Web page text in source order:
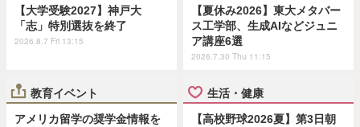
【大学受験2027】神戸大
「志」特別選抜を終了
2026.8.7 Fri 13:15
【夏休み2026】東大メタバー
ス工学部、生成AIなどジュニ
ア講座6選
2026.7.30 Thu 11:15
教育イベント
アメリカ留学の奨学金情報を
生活・健康
【高校野球2026夏】第3日朝